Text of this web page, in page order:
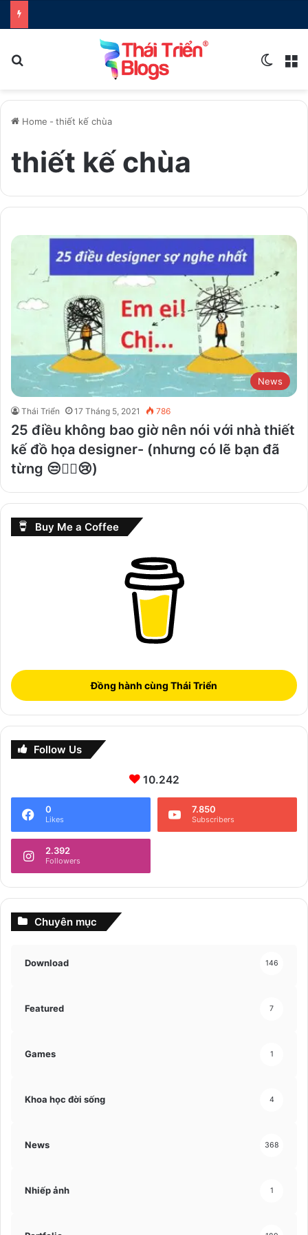
Home - thiết kế chùa
thiết kế chùa
News
Thái Triển 17 Tháng 5, 2021 786
25 điều không bao giờ nên nói với nhà thiết
kế đồ họa designer- (nhưng có lẽ bạn đã
từng 😒🤷‍♂️😢)
Buy Me a Coffee
Đồng hành cùng Thái Triển
Follow Us
10.242
0
Likes
7.850
Subscribers
2.392
Followers
Chuyên mục
Download 146
Featured 7
Games 1
Khoa học đời sống 4
News 368
Nhiếp ảnh 1